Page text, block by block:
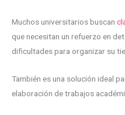
Muchos universitarios buscan
que necesitan un refuerzo en
dificultades para organizar su
También es una solución ideal
elaboración de trabajos